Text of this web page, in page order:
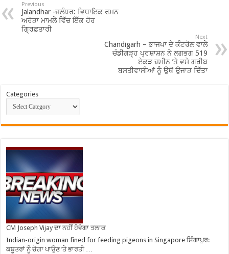
Previous
Jalandhar -ਜਲੰਧਰ: ਵਿਧਾਇਕ ਰਮਨ
ਅਰੋੜਾ ਮਾਮਲੇ ਵਿੱਚ ਇੱਕ ਹੋਰ
ਗ੍ਰਿਫ਼ਤਾਰੀ
Next
Chandigarh – ਭਾਜਪਾ ਦੇ ਕੰਟਰੋਲ ਵਾਲੇ
ਚੰਡੀਗੜ੍ਹ ਪ੍ਰਸ਼ਾਸ਼ਨ ਨੇ ਲਗਭਗ 519
ਏਕੜ ਜ਼ਮੀਨ ’ਤੇ ਵਸੇ ਗਰੀਬ
ਬਸਤੀਵਾਸੀਆਂ ਨੂੰ ਉਥੋਂ ਉਜਾੜ ਦਿੱਤਾ
Categories
CM Joseph Vijay ਦਾ ਨਹੀਂ ਹੋਵੇਗਾ ਤਲਾਕ
Indian-origin woman fined for feeding pigeons in Singapore ਸਿੰਗਾਪੁਰ:
ਕਬੂਤਰਾਂ ਨੂੰ ਚੋਗਾ ਪਾਉਣ ’ਤੇ ਭਾਰਤੀ …